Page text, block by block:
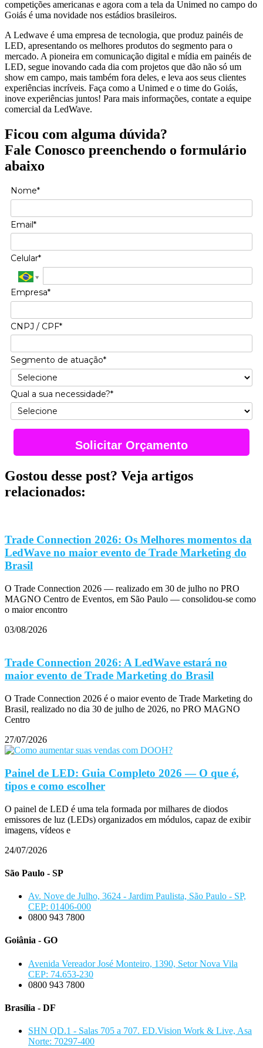
competições americanas e agora com a tela da Unimed no campo do
Goiás é uma novidade nos estádios brasileiros.
A Ledwave é uma empresa de tecnologia, que produz painéis de
LED, apresentando os melhores produtos do segmento para o
mercado. A pioneira em comunicação digital e mídia em painéis de
LED, segue inovando cada dia com projetos que dão não só um
show em campo, mais também fora deles, e leva aos seus clientes
experiências incríveis. Faça como a Unimed e o time do Goiás,
inove experiências juntos! Para mais informações, contate a equipe
comercial da LedWave.
Ficou com alguma dúvida?
Fale Conosco preenchendo o formulário
abaixo
Nome*
Email*
Celular*
Empresa*
CNPJ / CPF*
Segmento de atuação*
Qual a sua necessidade?*
Solicitar Orçamento
Gostou desse post? Veja artigos
relacionados:
Trade Connection 2026: Os Melhores momentos da
LedWave no maior evento de Trade Marketing do
Brasil
O Trade Connection 2026 — realizado em 30 de julho no PRO
MAGNO Centro de Eventos, em São Paulo — consolidou-se como
o maior encontro
03/08/2026
Trade Connection 2026: A LedWave estará no
maior evento de Trade Marketing do Brasil
O Trade Connection 2026 é o maior evento de Trade Marketing do
Brasil, realizado no dia 30 de julho de 2026, no PRO MAGNO
Centro
27/07/2026
Painel de LED: Guia Completo 2026 — O que é,
tipos e como escolher
O painel de LED é uma tela formada por milhares de diodos
emissores de luz (LEDs) organizados em módulos, capaz de exibir
imagens, vídeos e
24/07/2026
São Paulo - SP
Av. Nove de Julho, 3624 - Jardim Paulista, São Paulo - SP,
CEP: 01406-000
0800 943 7800
Goiânia - GO
Avenida Vereador José Monteiro, 1390, Setor Nova Vila
CEP: 74.653-230
0800 943 7800
Brasília - DF
SHN QD.1 - Salas 705 a 707. ED.Vision Work & Live, Asa
Norte: 70297-400